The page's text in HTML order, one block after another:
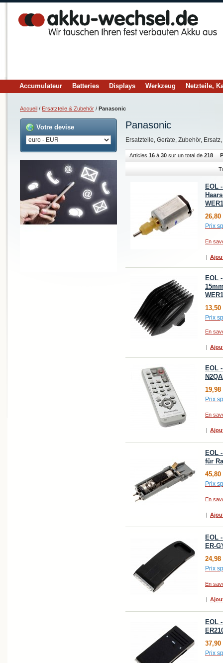
Accumulateur Batteries Displays Werkzeug Netzteile,
Accueil / Ersatzteile & Zubehör / Panasonic
Panasonic
Ersatzteile, Geräte, Zubehör,
Articles 16 à 30 sur un total de 218
EOL
26,80
Prix
En
|
EOL
13,50
Prix
En
|
EOL
19,98
Prix
En
|
EOL
für
45,80
Prix
En
|
EOL
ER-
24,98
Prix
En
|
EOL
37,90
Prix
Votre devise